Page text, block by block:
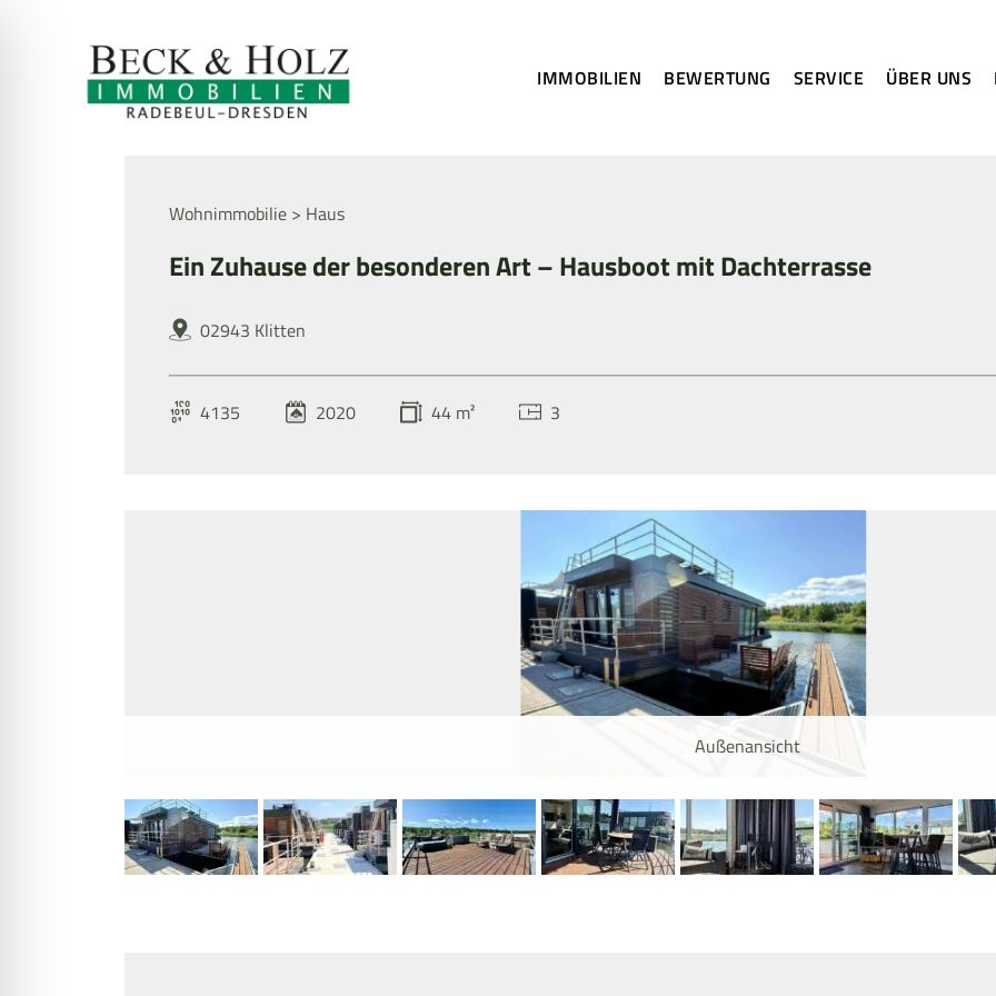
IMMOBILIEN BEWERTUNG SERVICE ÜBER UNS
Wohnimmobilie > Haus
Ein Zuhause der besonderen Art – Hausboot mit Dachterrasse
02943 Klitten
4135 2020 44 m² 3
Außenansicht